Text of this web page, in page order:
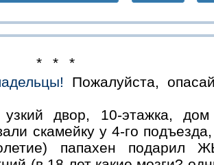
* * *
Пожалуйста,
двор, 10-этажка,
скамейку у 4-го
папахен подарил